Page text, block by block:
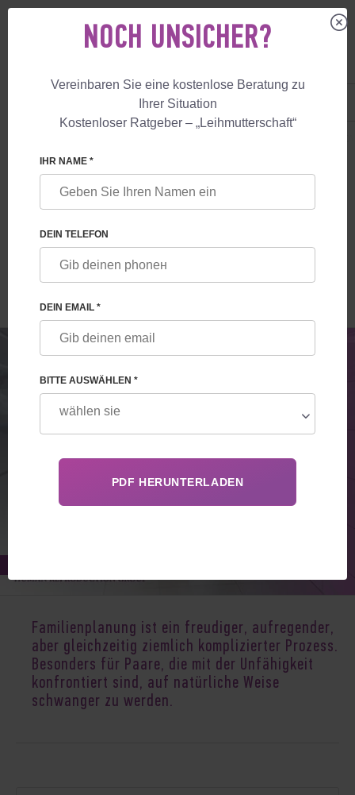
WAS SIE ÜBER DEN WELTWEITEN
KRYOVERSAND VON EIZELLEN UND
EMBRYONEN FÜR DIE
LEIHMUTTERSCHAFT WISSEN SOLLEN
Familienplanung ist ein freudiger, aufregender,
aber gleichzeitig ziemlich komplizierter Prozess.
Besonders für Paare, die mit der Unfähigkeit
konfrontiert sind, auf natürliche Weise
schwanger zu werden.
NOCH UNSICHER?
Vereinbaren Sie eine kostenlose Beratung zu
Ihrer Situation
Kostenloser Ratgeber – „Leihmutterschaft“
IHR NAME *
DEIN TELEFON
DEIN EMAIL *
BITTE AUSWÄHLEN *